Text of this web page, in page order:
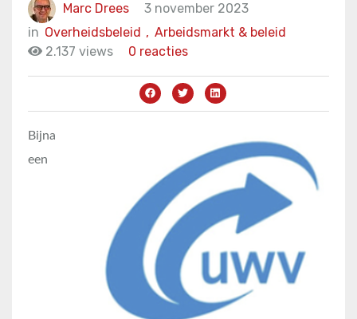
Marc Drees
3 november 2023
in
Arbeidsmarkt & beleid
Overheidsbeleid ,
2.137 views
0 reacties
Bijna
een